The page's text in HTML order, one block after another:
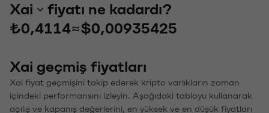
Xai
fiyatı ne kadardı?
₺0,4114≈$0,00935425
Xai geçmiş fiyatları
Xai fiyat geçmişini takip ederek kripto varlıkların zaman
içindeki performansını izleyin. Aşağıdaki tabloyu kullanarak
açılış ve kapanış değerlerini, en yüksek ve en düşük fiyatları